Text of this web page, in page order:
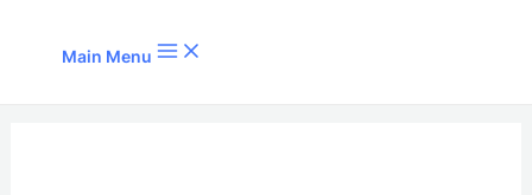
Main Menu